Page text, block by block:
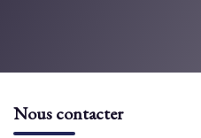
Nous contacter